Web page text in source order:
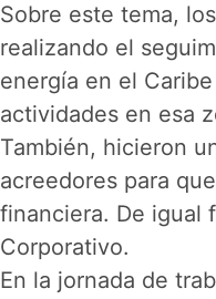
Sobre este tema,
realizando el
energía en el
actividades en esa
También, hicieron
acreedores para
financiera. De igual
Corporativo.
En la jornada de